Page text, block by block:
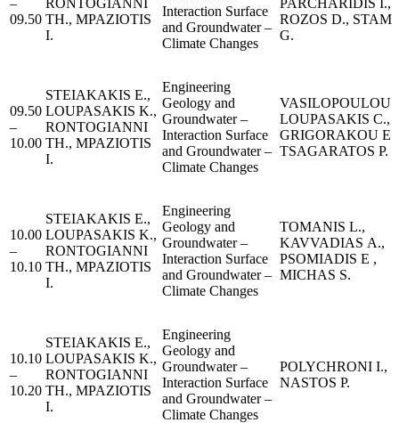
09.50 TH., MPAZIOTIS
I.
Interaction Surface
and Groundwater –
Climate Changes
ROZOS D.,
G.
09.50
–
10.00
STEIAKAKIS E.,
LOUPASAKIS K.,
RONTOGIANNI
TH., MPAZIOTIS
I.
Engineering
Geology and
Groundwater –
Interaction Surface
and Groundwater –
Climate Changes
VASILOPOULOU
LOUPASAKIS C.,
GRIGORAKOU E.
TSAGARATOS P.
10.00
–
10.10
STEIAKAKIS E.,
LOUPASAKIS K.,
RONTOGIANNI
TH., MPAZIOTIS
I.
Engineering
Geology and
Groundwater –
Interaction Surface
and Groundwater –
Climate Changes
TOMANIS L.,
KAVVADIAS Α.,
PSOMIADIS Ε ,
MICHAS S.
10.10
–
10.20
STEIAKAKIS E.,
LOUPASAKIS K.,
RONTOGIANNI
TH., MPAZIOTIS
I.
Engineering
Geology and
Groundwater –
Interaction Surface
and Groundwater –
Climate Changes
POLYCHRONI I.,
NASTOS P.